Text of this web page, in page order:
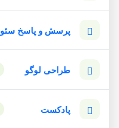
پرسش و پاسخ سئو
طراحی لوگو
پادکست